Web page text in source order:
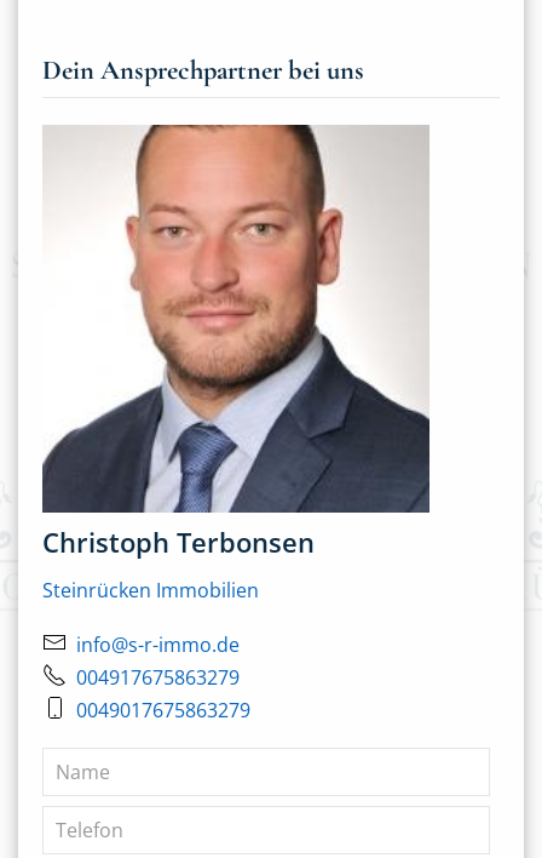
Dein Ansprechpartner bei uns
Christoph Terbonsen
Steinrücken Immobilien
info@s-r-immo.de
004917675863279
0049017675863279